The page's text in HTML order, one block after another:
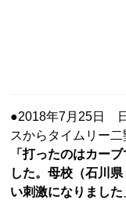
●2018年7月25日
スからタイムリー二
「打ったのはカー
した。母校（石川
い刺激になりました